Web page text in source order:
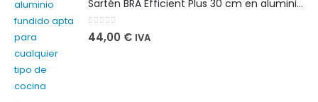
Sartén BRA Efficient Plus 30 cm en aluminio fundido apta para cualquier tipo de cocina
0out of 5
44,00 € IVA